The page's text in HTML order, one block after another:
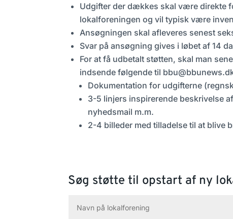
Udgifter der dækkes skal være direkte
lokalforeningen og vil typisk være
Ansøgningen skal afleveres senest
Svar på ansøgning gives i løbet af 14
For at få udbetalt støtten, skal man
indsende følgende til
Dokumentation for udgifterne
3-5 linjers inspirerende beskrivelse
nyhedsmail m.m.
2-4 billeder med tilladelse til at blive
Søg støtte til opstart af ny